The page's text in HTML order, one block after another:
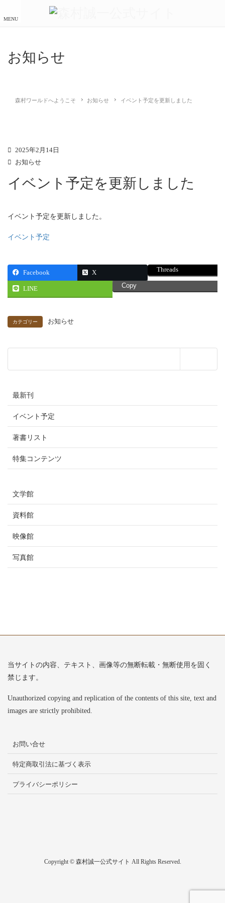
お知らせ
森村ワールドへようこそ お知らせ イベント予定を更新しました
2025年2月14日
お知らせ
イベント予定を更新しました
イベント予定を更新しました。
イベント予定
Facebook X Threads
LINE Copy
カテゴリー お知らせ
最新刊
イベント予定
著書リスト
特集コンテンツ
文学館
資料館
映像館
写真館
当サイトの内容、テキスト、画像等の無断転載・無断使用を固く
禁じます。
Unauthorized copying and replication of the contents of this site, text and
images are strictly prohibited.
お問い合せ
特定商取引法に基づく表示
プライバシーポリシー
Copyright © 森村誠一公式サイト All Rights Reserved.
MENU